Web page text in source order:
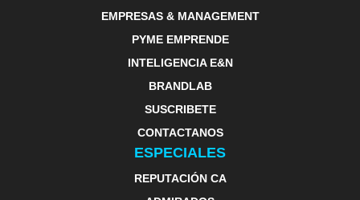
EMPRESAS & MANAGEMENT
PYME EMPRENDE
INTELIGENCIA E&N
BRANDLAB
SUSCRIBETE
CONTACTANOS
ESPECIALES
REPUTACIÓN CA